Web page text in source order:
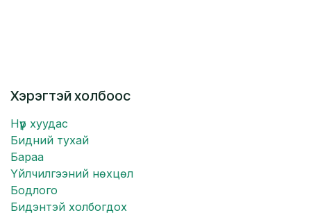
Хэрэгтэй холбоос
Нүүр хуудас
Бидний тухай
Бараа
Үйлчилгээний нөхцөл
Бодлого
Бидэнтэй холбогдох